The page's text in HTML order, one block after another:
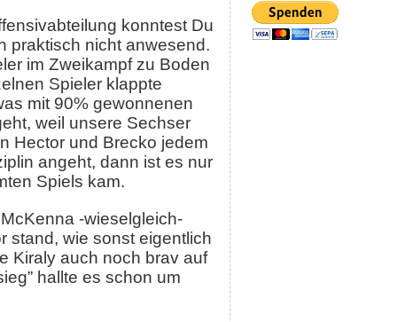
konntest Du
praktisch nicht anwesend.
im Zweikampf zu Boden
Spieler klappte
mit 90% gewonnenen
weil unsere Sechser
Hector und Brecko jedem
angeht, dann ist es nur
Spiels kam.
-wieselgleich-
stand, wie sonst eigentlich
Kiraly auch noch brav auf
hallte es schon um